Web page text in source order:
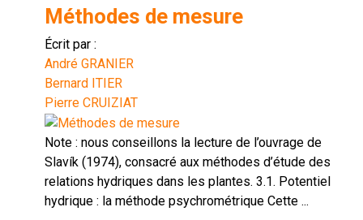
Méthodes de mesure
Écrit par :
André GRANIER
Bernard ITIER
Pierre CRUIZIAT
Note : nous conseillons la lecture de l’ouvrage de
Slavík (1974), consacré aux méthodes d’étude des
relations hydriques dans les plantes. 3.1. Potentiel
hydrique : la méthode psychrométrique Cette ...